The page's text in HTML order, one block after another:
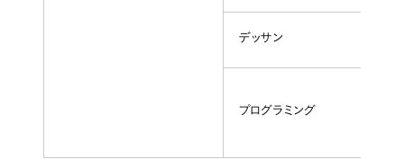
デッサン
プログラミング